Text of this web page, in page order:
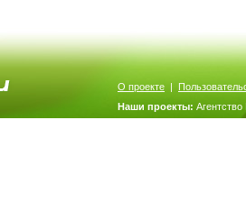
О проекте |
Наши проекты: